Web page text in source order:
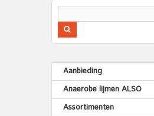
Aanbieding
Anaerobe lijmen ALSO
Assortimenten